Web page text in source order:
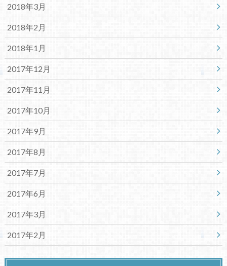
2018年3月
2018年2月
2018年1月
2017年12月
2017年11月
2017年10月
2017年9月
2017年8月
2017年7月
2017年6月
2017年3月
2017年2月